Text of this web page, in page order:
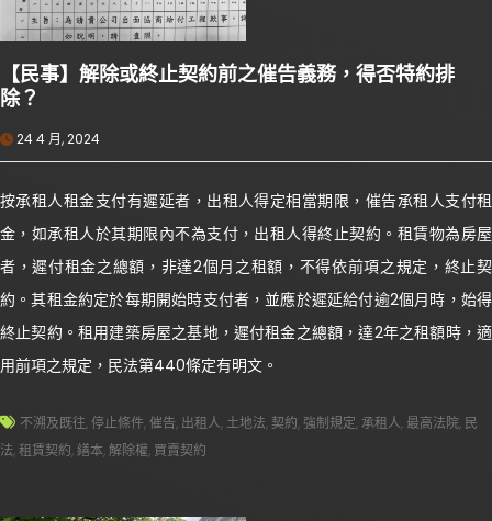
【民事】解除或終止契約前之催告義務，得否特約排
除？
24 4 月, 2024
按承租人租金支付有遲延者，出租人得定相當期限，催告承租人支付租
金，如承租人於其期限內不為支付，出租人得終止契約。租賃物為房屋
者，遲付租金之總額，非達2個月之租額，不得依前項之規定，終止契
約。其租金約定於每期開始時支付者，並應於遲延給付逾2個月時，始得
終止契約。租用建築房屋之基地，遲付租金之總額，達2年之租額時，適
用前項之規定，民法第440條定有明文。
不溯及既往,停止條件,催告, 出租人,土地法, 契約, 強制規定, 承租人, 最高法院, 民
法,租賃契約,繕本, 解除權, 買賣契約